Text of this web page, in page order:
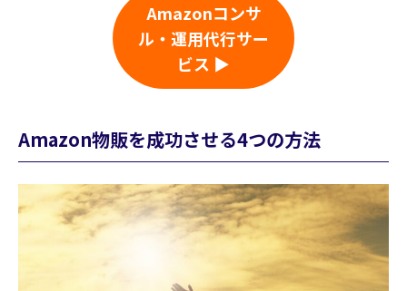
Amazonコンサ
ル・運用代行サー
ビス ▶
Amazon物販を成功させる4つの方法